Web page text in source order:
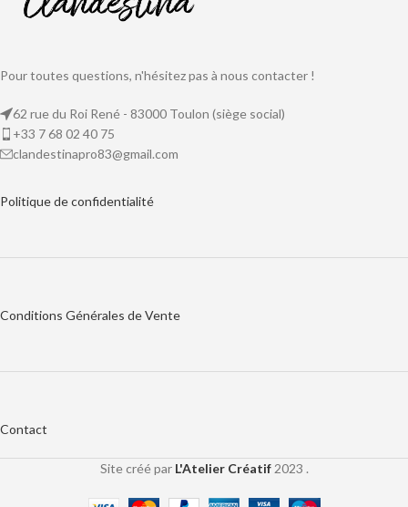
Pour toutes questions, n'hésitez pas à nous contacter !
62 rue du Roi René - 83000 Toulon (siège social)
+33 7 68 02 40 75
clandestinapro83@gmail.com
Politique deconfidentialité
Conditions Générales de Vente
Contact
Site créé par L'Atelier Créatif2023 .